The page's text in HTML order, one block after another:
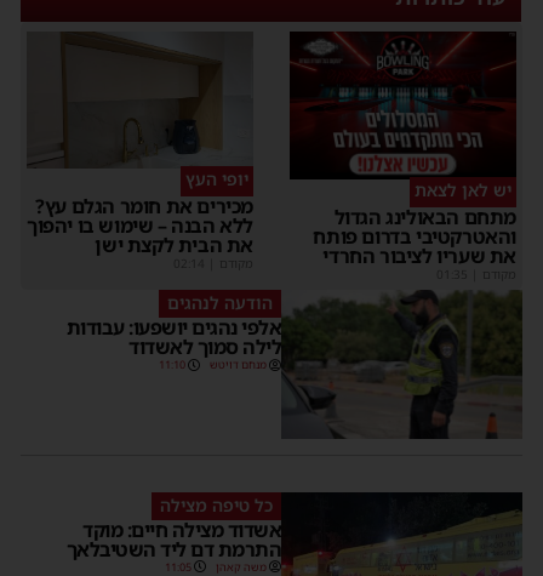
יש לאן לצאת
מתחם הבאולינג הגדול
והאטרקטיבי בדרום פותח
את שעריו לציבור החרדי
מקודם
יופי העץ
מכירים את חומר הגלם עץ?
ללא הבנה – שימוש בו יהפוך
את הבית לקצת ישן
מקודם
הודעה לנהגים
אלפי נהגים יושפעו: עבודות
לילה סמוך לאשדוד
מנחם דויטש 11:10
כל טיפה מצילה
אשדוד מצילה חיים: מוקד
התרמת דם ליד השטיבלאך
משה קאהן 11:05